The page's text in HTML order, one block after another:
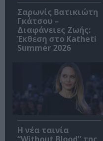
Σαρωνίς Βατικιώτη
Γκάτσου –
Διαφάνειες Ζωής:
Έκθεση στο Katheti
Summer 2026
Η νέα ταινία